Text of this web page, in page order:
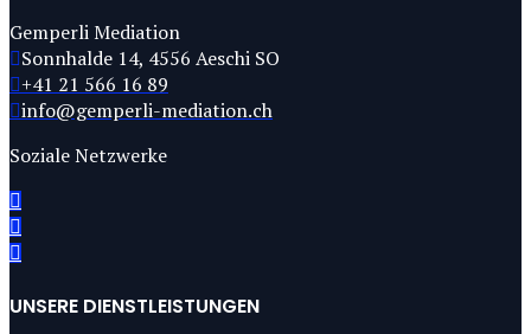
Gemperli Mediation
Sonnhalde 14, 4556 Aeschi SO
+41 21 566 16 89
info@gemperli-mediation.ch
Soziale Netzwerke
UNSERE DIENSTLEISTUNGEN